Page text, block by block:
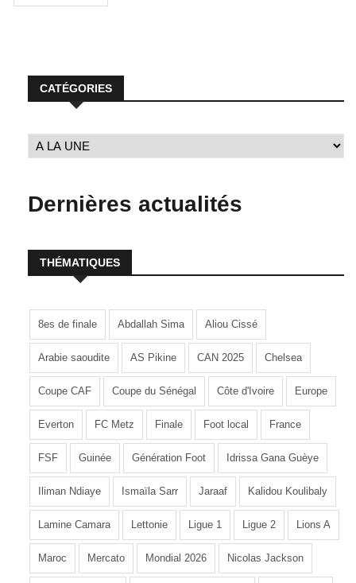
CATÉGORIES
Dernières actualités
THÉMATIQUES
8es de finale Abdallah Sima Aliou Cissé
Arabie saoudite AS Pikine CAN 2025 Chelsea
Coupe CAF Coupe du Sénégal Côte d'Ivoire Europe
Everton FC Metz Finale Foot local France
FSF Guinée Génération Foot Idrissa Gana Guèye
Iliman Ndiaye Ismaïla Sarr Jaraaf Kalidou Koulibaly
Lamine Camara Lettonie Ligue 1 Ligue 2 Lions A
Maroc Mercato Mondial 2026 Nicolas Jackson